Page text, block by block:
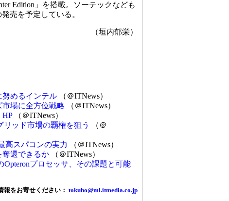
Edition」を搭載。ソーテックなども
売を予定している。
（垣内郁栄）
めるインテル （＠ITNews）
場に全方位戦略 （＠ITNews）
HP（＠ITNews）
ッド市場の覇権を狙う
（＠
高スパコンの実力
（＠ITNews）
奪還できるか （＠ITNews）
プロセッサ、その課題と可能
報をお寄せください： tokuho@ml.itmedia.co.jp